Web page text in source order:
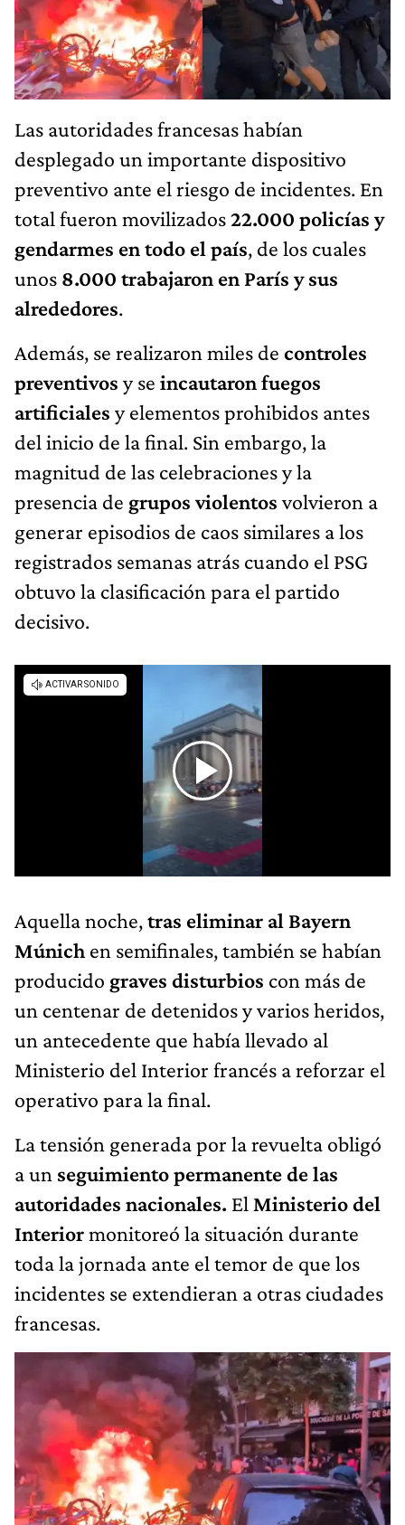
Las autoridades francesas habían
desplegado un importante dispositivo
preventivo ante el riesgo de incidentes. En
total fueron movilizados22.000 policías y
gendarmes en todo el país, de los cuales
unos 8.000 trabajaron en París y sus
alrededores.
Además, se realizaron miles de controles
preventivos y se incautaron fuegos
artificiales y elementos prohibidos antes
del inicio de la final. Sin embargo, la
magnitud de las celebraciones y la
presencia de grupos violentos volvieron a
generar episodios de caos similares a los
registrados semanas atrás cuando el PSG
obtuvo la clasificación para el partido
decisivo.
Aquella noche,tras eliminar al Bayern
Múnich en semifinales, también se habían
producido graves disturbios con más de
un centenar de detenidos y varios heridos,
un antecedente que había llevado al
Ministerio del Interior francés a reforzar el
operativo para la final.
La tensión generada por la revuelta obligó
a un seguimiento permanente de las
autoridades nacionales. El Ministerio del
Interiormonitoreó la situación durante
toda la jornada ante el temor de que los
incidentes se extendieran a otras ciudades
francesas.